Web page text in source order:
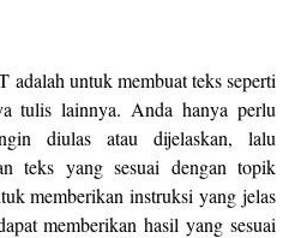
adalah untuk membuat teks seperti
tulis lainnya. Anda hanya perlu
diulas atau dijelaskan, lalu
teks yang sesuai dengan topik
memberikan instruksi yang jelas
memberikan hasil yang sesuai